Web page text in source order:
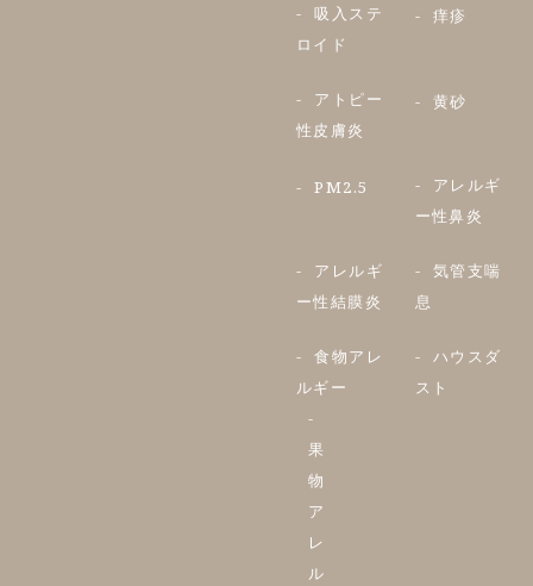
吸入ステ
ロイド
痒疹
アトピー
性皮膚炎
黄砂
PM2.5
アレルギ
ー性鼻炎
アレルギ
ー性結膜炎
気管支喘
息
食物アレ
ルギー
果
物
ア
レ
ル
ハウスダ
スト